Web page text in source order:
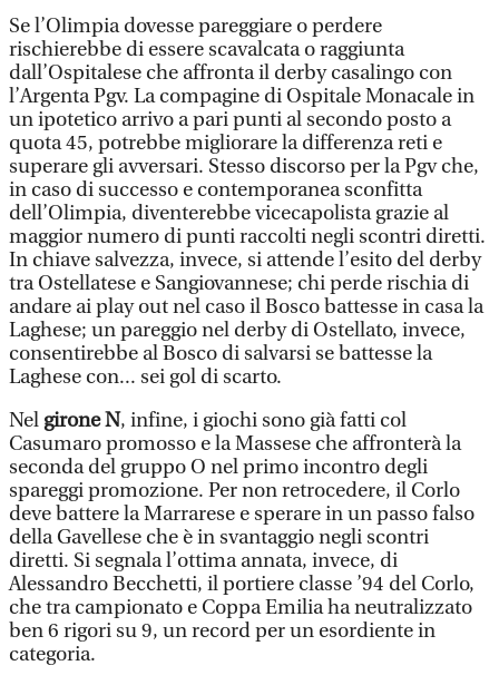
Se l’Olimpia dovesse pareggiare o perdere
rischierebbe di essere scavalcata o raggiunta
dall’Ospitalese che affronta il derby casalingo con
l’Argenta Pgv. La compagine di Ospitale Monacale in
un ipotetico arrivo a pari punti al secondo posto a
quota 45, potrebbe migliorare la differenza reti e
superare gli avversari. Stesso discorso per la Pgv che,
in caso di successo e contemporanea sconfitta
dell’Olimpia, diventerebbe vicecapolista grazie al
maggior numero di punti raccolti negli scontri diretti.
In chiave salvezza, invece, si attende l’esito del derby
tra Ostellatese e Sangiovannese; chi perde rischia di
andare ai play out nel caso il Bosco battesse in casa la
Laghese; un pareggio nel derby di Ostellato, invece,
consentirebbe al Bosco di salvarsi se battesse la
Laghese con... sei gol di scarto.
Nel girone N, infine, i giochi sono già fatti col
Casumaro promosso e la Massese che affronterà la
seconda del gruppo O nel primo incontro degli
spareggi promozione. Per non retrocedere, il Corlo
deve battere la Marrarese e sperare in un passo falso
della Gavellese che è in svantaggio negli scontri
diretti. Si segnala l’ottima annata, invece, di
Alessandro Becchetti, il portiere classe ’94 del Corlo,
che tra campionato e Coppa Emilia ha neutralizzato
ben 6 rigori su 9, un record per un esordiente in
categoria.